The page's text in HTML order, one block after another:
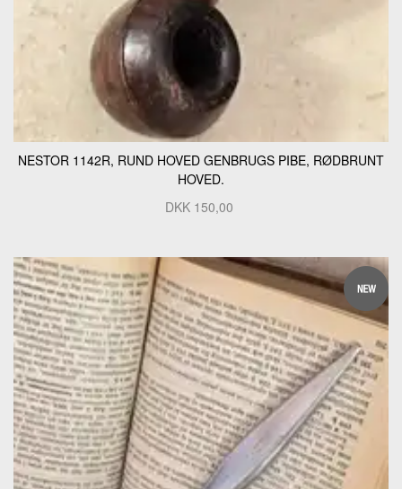
NESTOR 1142R, RUND HOVED GENBRUGS PIBE, RØDBRUNT
HOVED.
DKK 150,00